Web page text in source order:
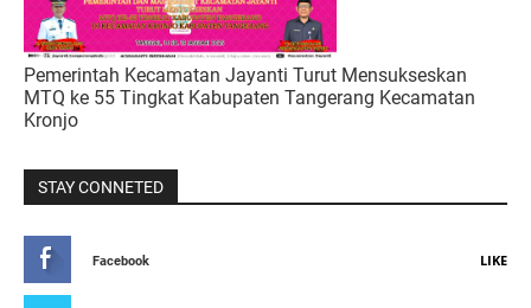
Pemerintah Kecamatan Jayanti Turut Mensukseskan
MTQ ke 55 Tingkat Kabupaten Tangerang Kecamatan
Kronjo
STAY CONNETED
Facebook LIKE